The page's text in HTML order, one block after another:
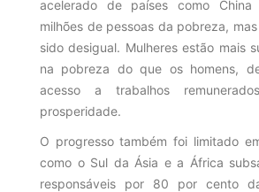
acelerado de países como
milhões de pessoas da pobreza,
sido desigual. Mulheres estão mais
na pobreza do que os homens,
acesso a trabalhos
prosperidade.
O progresso também foi limitado
como o Sul da Ásia e a África
responsáveis por 80 por cento